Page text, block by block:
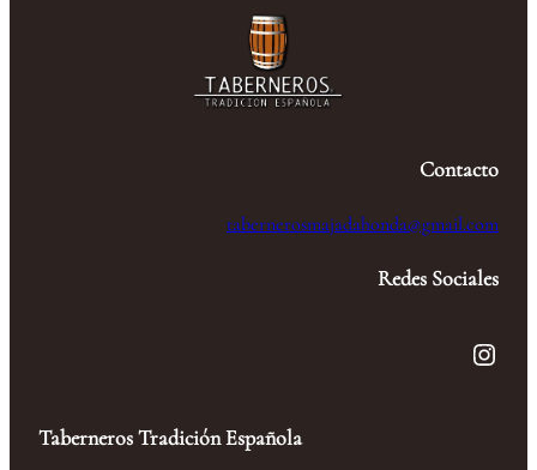
Contacto
tabernerosmajadahonda@gmail.com
Redes Sociales
Instagram
Taberneros Tradición Española